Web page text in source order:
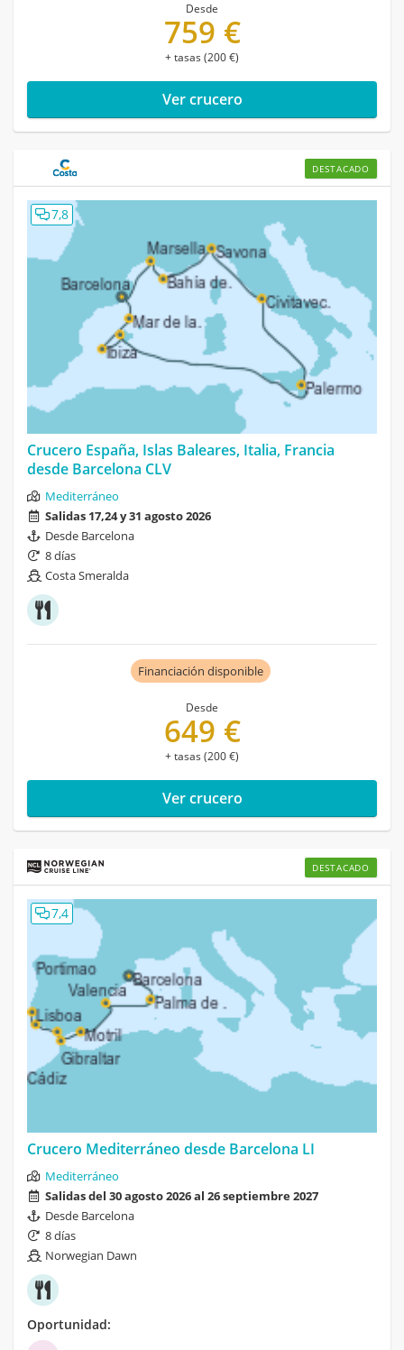
Desde
759 €
+ tasas (200 €)
Ver crucero
DESTACADO
7,8
Crucero España, Islas Baleares, Italia, Francia
desde Barcelona CLV
Mediterráneo
Salidas 17,24 y 31 agosto 2026
Desde Barcelona
8 días
Costa Smeralda
Financiación disponible
Desde
649 €
+ tasas (200 €)
Ver crucero
DESTACADO
7,4
Crucero Mediterráneo desde Barcelona LI
Mediterráneo
Salidas del 30 agosto 2026 al 26 septiembre 2027
Desde Barcelona
8 días
Norwegian Dawn
Oportunidad: